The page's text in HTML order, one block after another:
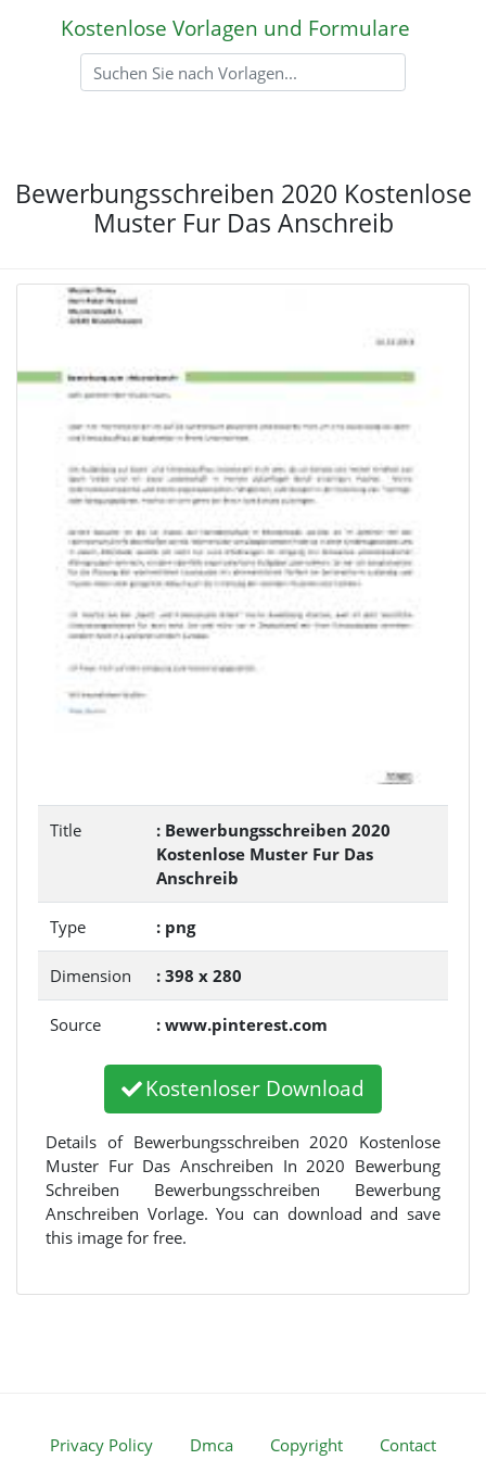
Kostenlose Vorlagen und Formulare
Bewerbungsschreiben 2020 Kostenlose
Muster Fur Das Anschreib
Title
: Bewerbungsschreiben 2020
Kostenlose Muster Fur Das
Anschreib
Type : png
Dimension : 398 x 280
Source : www.pinterest.com
Kostenloser Download
Details of Bewerbungsschreiben 2020 Kostenlose
Muster Fur Das Anschreiben In 2020 Bewerbung
Schreiben Bewerbungsschreiben Bewerbung
Anschreiben Vorlage. You can download and save
this image for free.
Privacy Policy Dmca Copyright Contact